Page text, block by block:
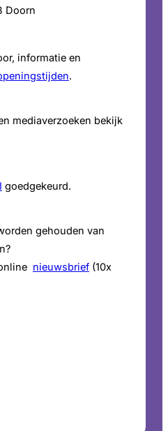
Doorn
informatie en
.
mediaverzoeken bekijk
goedgekeurd.
gehouden van
nieuwsbrief (10x